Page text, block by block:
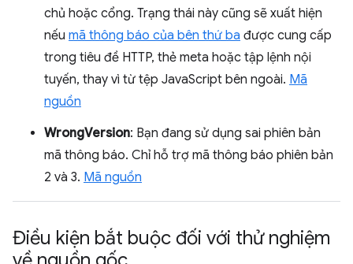
chủ hoặc cổng. Trạng thái này cũng sẽ xuất hiện
nếu mã thông báo của bên thứ ba được cung cấp
trong tiêu đề HTTP, thẻ meta hoặc tập lệnh nội
tuyến, thay vì từ tệp JavaScript bên ngoài. Mã
nguồn
WrongVersion: Bạn đang sử dụng sai phiên bản
mã thông báo. Chỉ hỗ trợ mã thông báo phiên bản
2 và 3. Mã nguồn
Điều kiện bắt buộc đối với thử nghiệm